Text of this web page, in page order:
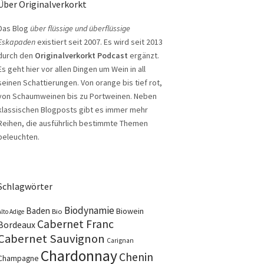
Originalverkorkt
Blog über flüssige und überflüssige
existiert seit 2007. Es wird seit 2013
den Originalverkorkt Podcast ergänzt.
geht hier vor allen Dingen um Wein in all
Schattierungen. Von orange bis tief rot,
Schaumweinen bis zu Portweinen. Neben
Blogposts gibt es immer mehr
die ausführlich bestimmte Themen
Adige Baden Bio BiodynamieBiowein
Cabernet Franc
Sauvignon Carignan
ChardonnayChenin